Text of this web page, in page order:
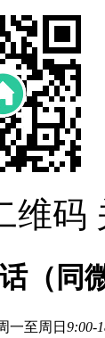
维码
（同
一至周日 9:00-